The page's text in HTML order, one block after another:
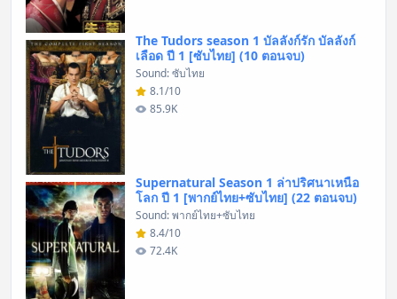
The Tudors season 1 บัลลังก์รัก บัลลังก์
เลือด ปี 1 [ซับไทย] (10 ตอนจบ)
Sound: ซับไทย
8.1/10
85.9K
Supernatural Season 1 ล่าปริศนาเหนือ
โลก ปี 1 [พากย์ไทย+ซับไทย] (22 ตอนจบ)
Sound: พากย์ไทย+ซับไทย
8.4/10
72.4K